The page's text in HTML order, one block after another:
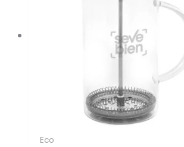
Eco